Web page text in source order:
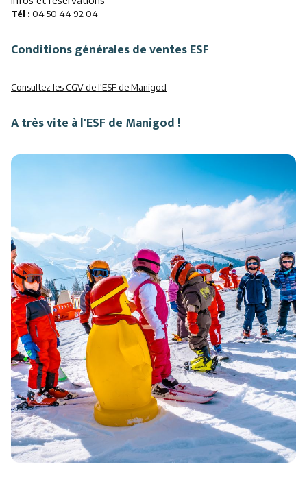
Tél : 04 50 44 92 04
Conditions générales de ventes ESF
Consultez les CGV de l'ESF de Manigod
A très vite à l'ESF de Manigod !